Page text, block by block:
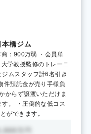
本橋ジム
商：900万弱 ・会員単
学教授監修のトレーニ
ムスタッフ計6名引き
件預託金が売り手様負
からず譲渡いただけま
。 ・圧倒的な低コス
ができます。